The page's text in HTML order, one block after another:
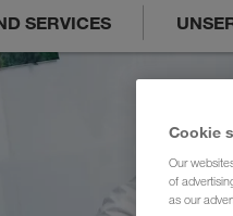
SERVICES
Cookie
Our
of
as our